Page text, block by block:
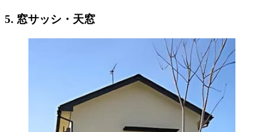
5. 窓サッシ・天窓